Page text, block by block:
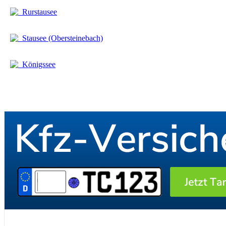
Rurstausee
Stausee (Obersteinebach)
Königssee